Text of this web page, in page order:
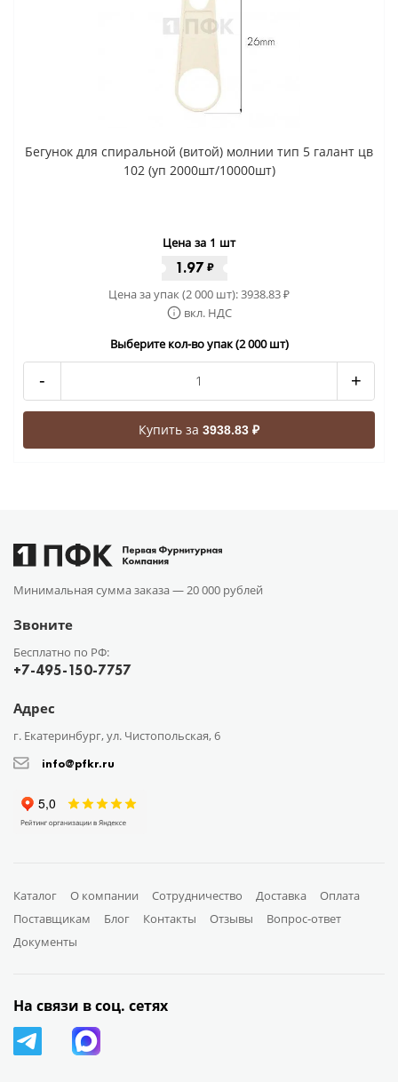
Бегунок для спиральной (витой) молнии тип 5 галант цв
102 (уп 2000шт/10000шт)
Цена за 1 шт
1.97₽
Цена за упак (2 000 шт):3938.83₽
вкл. НДС
Выберите кол-во упак (2 000 шт)
- +
Купить за 3938.83 ₽
Минимальная сумма заказа — 20 000 рублей
Звоните
Бесплатно по РФ:
+7-495-150-7757
Адрес
г. Екатеринбург, ул. Чистопольская, 6
info@pfkr.ru
Каталог О компании Сотрудничество Доставка
Оплата
Поставщикам
Блог Контакты Отзывы
Вопрос-ответ
Документы
На связи в соц. сетях